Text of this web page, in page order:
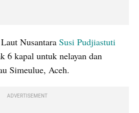
Nusantara Susi Pudjiastuti
6 kapal untuk nelayan dan
Simeulue, Aceh.
ADVERTISEMENT